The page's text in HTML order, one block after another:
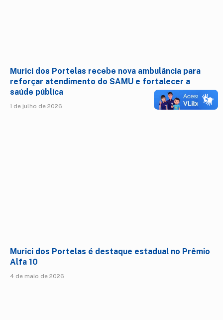
Murici dos Portelas recebe nova ambulância para
reforçar atendimento do SAMU e fortalecer a
saúde pública
1 de julho de 2026
Murici dos Portelas é destaque estadual no Prêmio
Alfa 10
4 de maio de 2026